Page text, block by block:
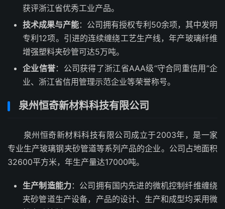
获评浙江省优秀工业产品。
技术成果与产能：公司拥有授权专利50余项，其中发明
专利12项。引进的连续缠绕工艺生产线，年产玻璃纤维
增强塑料夹砂管可达5万吨。
企业信誉：公司获得了浙江省AAA级“守合同重信用”企
业、浙江省信用管理示范企业等荣誉称号。
泉州恒奇新材料科技有限公司
泉州恒奇新材料科技有限公司成立于2003年，是一家
专业生产玻璃钢夹砂管道等系列产品的企业。公司占地面积
32600平方米，年生产量达17000吨。
生产制造能力：公司拥有国内先进的微机控制纤维缠绕
夹砂管道生产设备，产品的设计、生产和成型均采用微